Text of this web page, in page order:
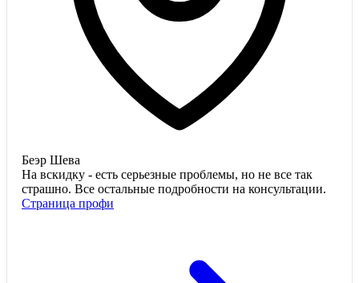
Беэр Шева
На вскидку - есть серьезные проблемы, но не все так
страшно. Все остальные подробности на консультации.
Страница профи